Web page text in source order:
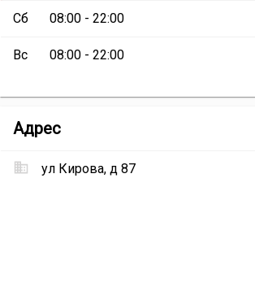
Сб 08:00 - 22:00
Вс 08:00 - 22:00
АдресАвтомойка
Cooga
ул Кирова, д 87